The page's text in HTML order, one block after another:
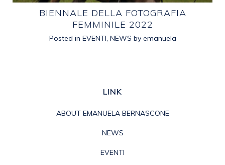
BIENNALE DELLA FOTOGRAFIA
FEMMINILE 2022
Posted in EVENTI, NEWS by emanuela
LINK
ABOUT EMANUELA BERNASCONE
NEWS
EVENTI